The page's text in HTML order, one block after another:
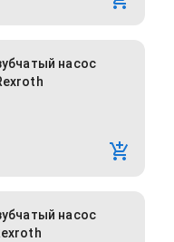
насос
насос